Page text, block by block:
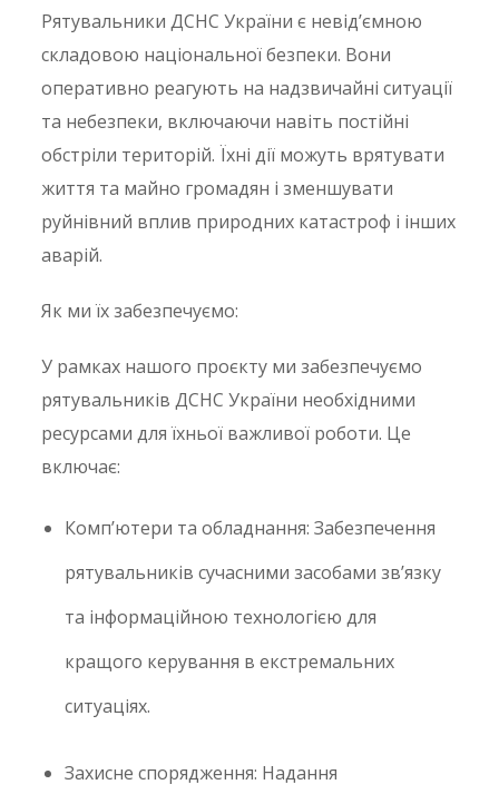
Рятувальники ДСНС України є невід’ємною
складовою національної безпеки. Вони
оперативно реагують на надзвичайні ситуації
та небезпеки, включаючи навіть постійні
обстріли територій. Їхні дії можуть врятувати
життя та майно громадян і зменшувати
руйнівний вплив природних катастроф і інших
аварій.
Як ми їх забезпечуємо:
У рамках нашого проєкту ми забезпечуємо
рятувальників ДСНС України необхідними
ресурсами для їхньої важливої роботи. Це
включає:
Комп’ютери та обладнання: Забезпечення
рятувальників сучасними засобами зв’язку
та інформаційною технологією для
кращого керування в екстремальних
ситуаціях.
Захисне спорядження: Надання